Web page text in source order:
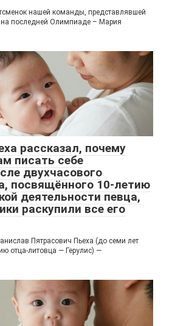
нашей команды, представлявшей
на последней Олимпиаде – Мария
рассказал, почему
писать себе
двухчасового
посвящённого 10-летию
деятельности певца,
раскупили все его
Пятрасович Пьеха (до семи лет
отца-литовца — Герулис) —